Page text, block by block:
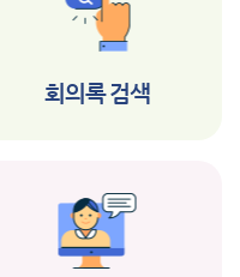
공지사항
역시 남구의회 시
택제임기제공무원
서) 임용시험 서류
회의록 검색